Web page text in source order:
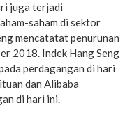
juga terjadi
saham di sektor
mencatatat penurunan
2018. Indek Hang Seng
perdagangan di hari
dan Alibaba
di hari ini.